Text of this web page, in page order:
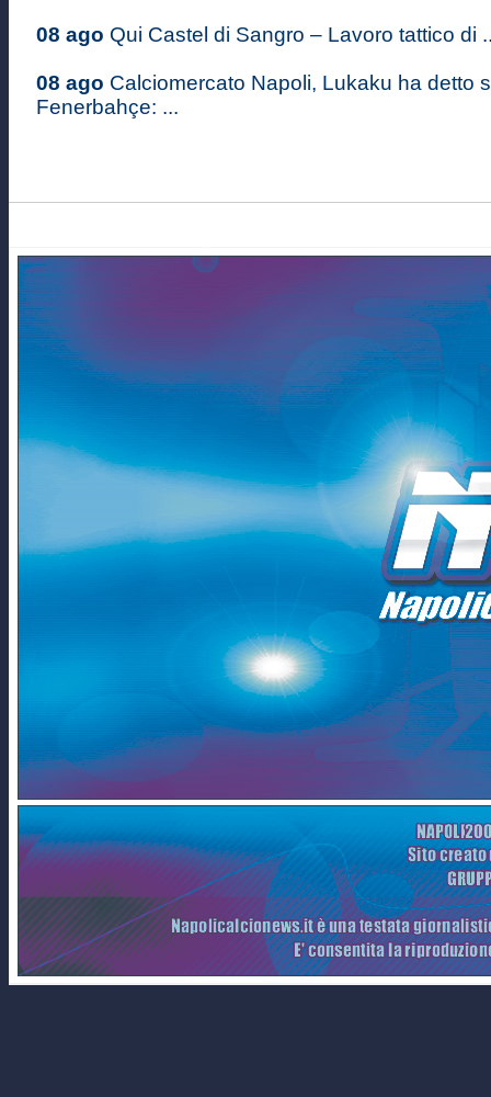
08 ago Qui Castel di Sangro – Lavoro tattico di
08 ago Calciomercato Napoli, Lukaku ha detto
Fenerbahçe: ...